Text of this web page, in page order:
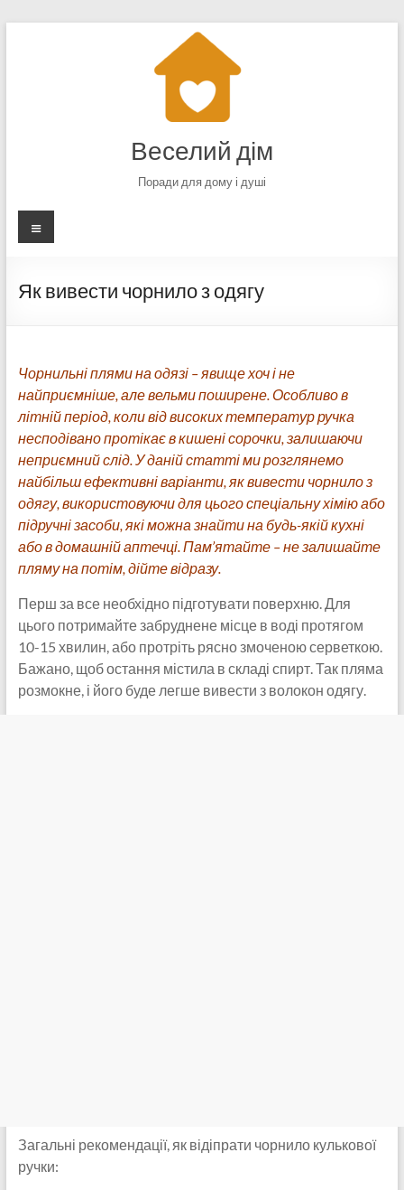
Веселий дім
Поради для дому і душі
Меню
Як вивести чорнило з одягу
Чорнильні плями на одязі – явище хоч і не
найприємніше, але вельми поширене. Особливо в
літній період, коли від високих температур ручка
несподівано протікає в кишені сорочки, залишаючи
неприємний слід. У даній статті ми розглянемо
найбільш ефективні варіанти, як вивести чорнило з
одягу, використовуючи для цього спеціальну хімію або
підручні засоби, які можна знайти на будь-якій кухні
або в домашній аптечці. Пам’ятайте – не залишайте
пляму на потім, дійте відразу.
Перш за все необхідно підготувати поверхню. Для
цього потримайте забруднене місце в воді протягом
10-15 хвилин, або протріть рясно змоченою серветкою.
Бажано, щоб остання містила в складі спирт. Так пляма
розмокне, і його буде легше вивести з волокон одягу.
Загальні рекомендації, як відіпрати чорнило кулькової
ручки: